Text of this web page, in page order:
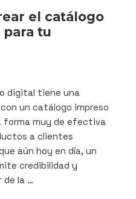
el catálogo
tu
digital tiene una
un catálogo impreso
forma muy de efectiva
a clientes
aún hoy en día, un
credibilidad y
de la …